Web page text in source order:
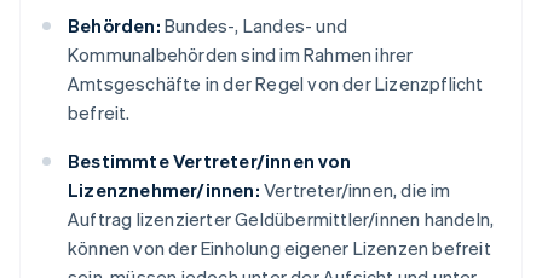
Behörden: Bundes-, Landes- und
Kommunalbehörden sind im Rahmen ihrer
Amtsgeschäfte in der Regel von der Lizenzpflicht
befreit.
Bestimmte Vertreter/innen von
Lizenznehmer/innen: Vertreter/innen, die im
Auftrag lizenzierter Geldübermittler/innen handeln,
können von der Einholung eigener Lizenzen befreit